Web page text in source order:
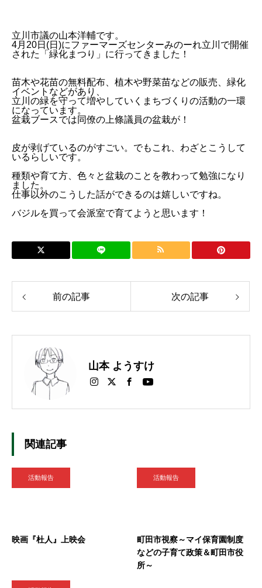
立川市議の山本洋輔です。
4月20日(日)にファーマーズセンターみのーれ立川で開催
された「緑化まつり」に行ってきました！
苗木や花苗の無料配布、植木や野菜苗などの販売、緑化
イベントなどがあり、
立川の緑を守って増やしていくまちづくりの活動の一環
になっています。
盆栽ブースでは同僚の上條議員の盆栽が！
皮が剥げているのがすごい。でもこれ、わざとこうして
いるらしいです。
種類や育て方、色々と盆栽のことを教わって勉強になり
ました。
仕事以外のこうした話ができるのは嬉しいですね。
バジルを買って会派室で育てようと思います！
前の記事 次の記事
山本 ようすけ
関連記事
活動報告
映画『杜人』上映会
活動報告
町田市視察～マイ保育園制度
などの子育て政策＆町田市役
所～